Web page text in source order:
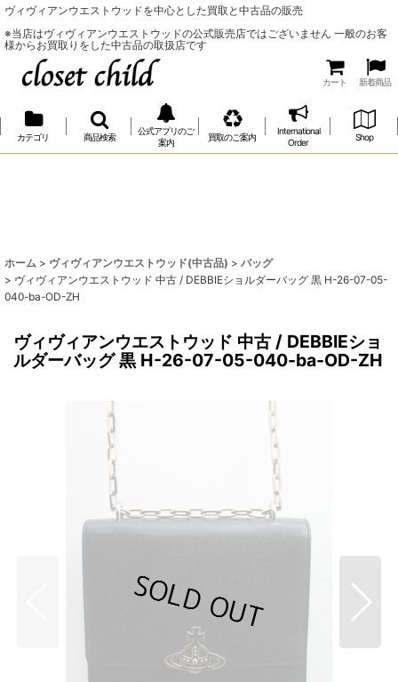
ヴィヴィアンウエストウッドを中心とした買取と中古品の販売
※当店はヴィヴィアンウエストウッドの公式販売店ではございません 一般のお客
様からお買取りをした中古品の取扱店です
カート 新着商品
カテゴリ 商品検索
公式アプリのご
案内
買取のご案内
International
Order
Shop
ホーム > ヴィヴィアンウエストウッド(中古品) > バッグ
> ヴィヴィアンウエストウッド 中古 / DEBBIEショルダーバッグ 黒 H-26-07-05-
040-ba-OD-ZH
ヴィヴィアンウエストウッド 中古 / DEBBIEショ
ルダーバッグ 黒 H-26-07-05-040-ba-OD-ZH